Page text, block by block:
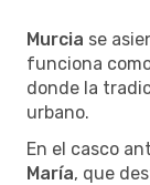
Murcia se
funciona
donde la
urbano.
En el casco
María, que